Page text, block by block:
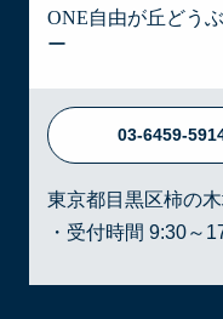
ONE自由が丘どう
ー
03-6459-
東京都目黒区柿の
・受付時間 9:30～